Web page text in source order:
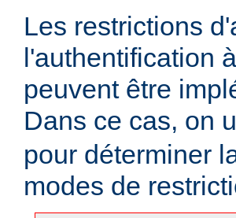
Les restrictions
l'authentification
peuvent être
Dans ce cas, on
pour déterminer
modes de